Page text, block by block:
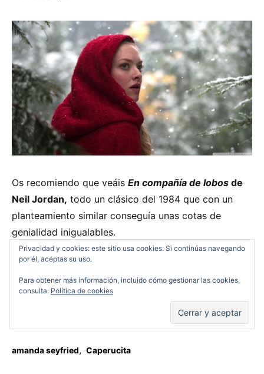
Os recomiendo que veáis En compañía de lobos de
Neil Jordan, todo un clásico del 1984 que con un
planteamiento similar conseguía unas cotas de
genialidad inigualables.
Paco Casado
amanda seyfried, Caperucita
Privacidad y cookies: este sitio usa cookies. Si continúas navegando
por él, aceptas su uso.
Para obtener más información, incluido cómo gestionar las cookies,
consulta: Política de cookies